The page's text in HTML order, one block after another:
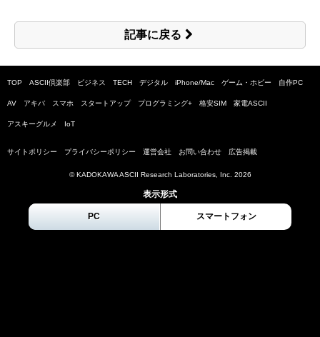
記事に戻る
TOP ASCII倶楽部 ビジネス TECH デジタル iPhone/Mac ゲーム・ホビー 自作PC
AV アキバ スマホ スタートアップ プログラミング+ 格安SIM 家電ASCII
アスキーグルメ IoT
サイトポリシー プライバシーポリシー 運営会社 お問い合わせ 広告掲載
© KADOKAWA ASCII Research Laboratories, Inc. 2026
表示形式
PC スマートフォン